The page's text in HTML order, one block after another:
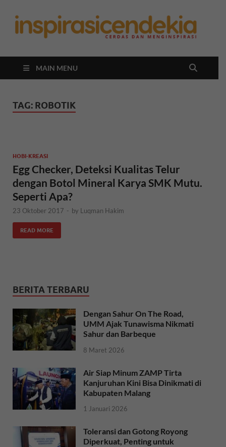
MAIN MENU
TAG: ROBOTIK
HOBI-KREASI
Egg Checker, Deteksi Kualitas Telur
dengan Botol Mineral Karya SMK Mutu.
Seperti Apa?
23 Oktober 2017 - by Luqman Hakim
READ MORE
BERITA TERBARU
Dengan Sahur On The Road,
UMM Ajak Tunawisma Nikmati
Sahur dan Barbeque
8 Maret 2026
Air Siap Minum ZAMP Tirta
Kanjuruhan Kini Bisa Dinikmati di
Kabupaten Malang
1 Januari 2026
Toleransi dan Gotong Royong
Diperkuat, Penting untuk